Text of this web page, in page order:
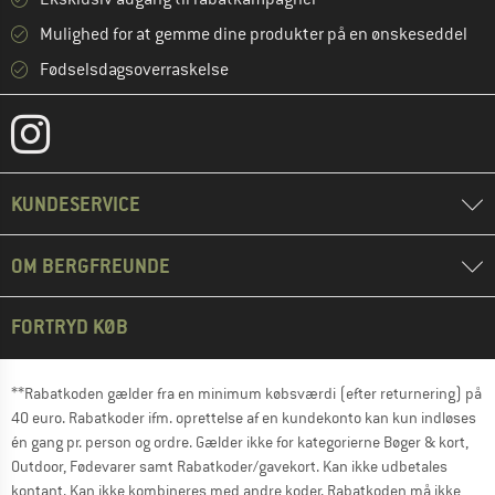
Mulighed for at gemme dine produkter på en ønskeseddel
Fødselsdagsoverraskelse
KUNDESERVICE
OM BERGFREUNDE
FORTRYD KØB
**Rabatkoden gælder fra en minimum købsværdi (efter returnering) på
40 euro. Rabatkoder ifm. oprettelse af en kundekonto kan kun indløses
én gang pr. person og ordre. Gælder ikke for kategorierne Bøger & kort,
Outdoor, Fødevarer samt Rabatkoder/gavekort. Kan ikke udbetales
kontant. Kan ikke kombineres med andre koder. Rabatkoden må ikke